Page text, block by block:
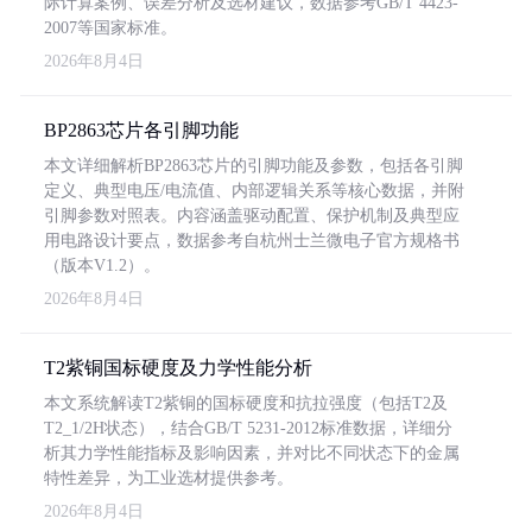
2007等国家标准。
2026年8月4日
BP2863芯片各引脚功能
本文详细解析BP2863芯片的引脚功能及参数，包括各引脚
定义、典型电压/电流值、内部逻辑关系等核心数据，并附
引脚参数对照表。内容涵盖驱动配置、保护机制及典型应
用电路设计要点，数据参考自杭州士兰微电子官方规格书
（版本V1.2）。
2026年8月4日
T2紫铜国标硬度及力学性能分析
本文系统解读T2紫铜的国标硬度和抗拉强度（包括T2及
T2_1/2H状态），结合GB/T 5231-2012标准数据，详细分
析其力学性能指标及影响因素，并对比不同状态下的金属
特性差异，为工业选材提供参考。
2026年8月4日